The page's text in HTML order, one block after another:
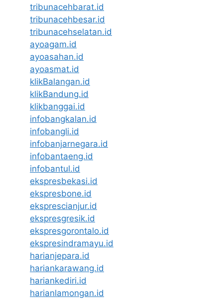
tribunacehbarat.id
tribunacehbesar.id
tribunacehselatan.id
ayoagam.id
ayoasahan.id
ayoasmat.id
klikBalangan.id
klikBandung.id
klikbanggai.id
infobangkalan.id
infobangli.id
infobanjarnegara.id
infobantaeng.id
infobantul.id
ekspresbekasi.id
ekspresbone.id
eksprescianjur.id
ekspresgresik.id
ekspresgorontalo.id
ekspresindramayu.id
harianjepara.id
hariankarawang.id
hariankediri.id
harianlamongan.id